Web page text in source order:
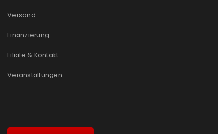
Versand
Finanzierung
Filiale & Kontakt
Veranstaltungen